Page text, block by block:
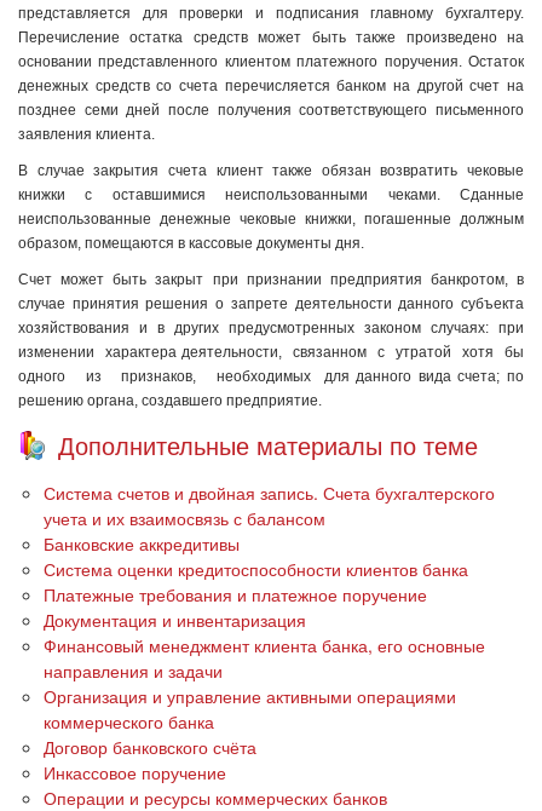
представляется для проверки и подписания главному бухгалтеру.
Перечисление остатка средств может быть также произведено на
основании представленного клиентом платежного поручения. Остаток
денежных средств со счета перечисляется банком на другой счет на
позднее семи дней после получения соответствующего письменного
заявления клиента.
В случае закрытия счета клиент также обязан возвратить чековые
книжки с оставшимися неиспользованными чеками. Сданные
неиспользованные денежные чековые книжки, погашенные должным
образом, помещаются в кассовые документы дня.
Счет может быть закрыт при признании предприятия банкротом, в
случае принятия решения о запрете деятельности данного субъекта
хозяйствования и в других предусмотренных законом случаях: при
изменении характера деятельности, связанном с утратой хотя бы
одного из признаков, необходимых для данного вида счета; по
решению органа, создавшего предприятие.
Дополнительные материалы по теме
Система счетов и двойная запись. Счета бухгалтерского
учета и их взаимосвязь с балансом
Банковские аккредитивы
Система оценки кредитоспособности клиентов банка
Платежные требования и платежное поручение
Документация и инвентаризация
Финансовый менеджмент клиента банка, его основные
направления и задачи
Организация и управление активными операциями
коммерческого банка
Договор банковского счёта
Инкассовое поручение
Операции и ресурсы коммерческих банков